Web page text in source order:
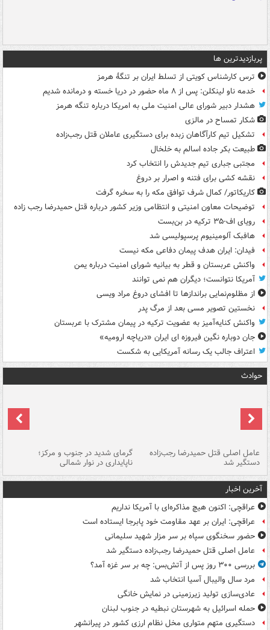
پربازدیدترین ها
ترس کارشناس کویتی از تسلط ایران بر تنگۀ هرمز
خدمه ناو لینکلن: پس از ۸ ماه حضور در دریا خسته و درمانده‌ شدیم
هشدار دبیر شورای عالی امنیت ملی به امریکا درباره تنگه هرمز
شکار تمساح در مالزی
تشکیل تیم کارآگاهان زبده برای دستگیری عاملان قتل رجب‌زاده
طبیعت بکر جاده اسالم به خلخال
مجتبی جباری تیم جدیدش را انتخاب کرد
نقشه کشی برای فتنه و اصرار بر دروغ
کاریکاتور/ کمال شرف توافق مکه را به سخره گرفت
توضیحات معاون امنیتی و انتظامی وزیر کشور درباره قتل حمیدرضا رجب زاده
رویای اف-۳۵ ترکیه در بن‌بست
هافبک آلومینیوم پرسپولیسی شد
فیدان: ایران هدف پیمان دفاعی مکه نیست
واکنش عربستان و قطر به بیانیه شورای امنیت درباره یمن
آمریکا نتوانست؛ دیگران هم نمی توانند
از مظلوم‌نمایی براندازها تا افشای دروغ مراد ویسی
نخستین تصویر مسی بعد از مرگ پدر
واکنش کنایه‌آمیز به عضویت ترکیه در پیمان مشترک با عربستان
جان دوباره نگین فیروزه ای ایران «دریاچه ارومیه»
اعتراف جالب یک رسانه آمریکایی به شکست
حوادث
عامل اصلی قتل حمیدرضا رجب‌زاده
دستگیر شد
گرمای شدید در جنوب و مرکز؛
ناپایداری در نوار شمالی
آخرین اخبار
عراقچی: اکنون هیچ مذاکره‌ای با آمریکا نداریم
عراقچی: ایران بر عهد مقاومت خود پابرجا ایستاده است
حضور سخنگوی سپاه بر سر مزار شهید سلیمانی
عامل اصلی قتل حمیدرضا رجب‌زاده دستگیر شد
بررسی ۳۰۰ روز پس از آتش‌بس: چه بر سر غزه آمد؟
مرد سال والیبال آسیا انتخاب شد
عادی‌سازی تولید زیرزمینی در نمایش خانگی
حمله اسرائیل به شهرستان نبطیه در جنوب لبنان
دستگیری متهم متواری مخل نظام ارزی کشور در پیرانشهر